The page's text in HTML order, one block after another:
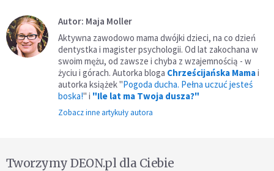
Autor: Maja Moller
Aktywna zawodowo mama dwójki dzieci, na co dzień
dentystka i magister psychologii. Od lat zakochana w
swoim mężu, od zawsze i chyba z wzajemnością - w
życiu i górach. Autorka bloga Chrześcijańska Mamai
autorka książek "Pogoda ducha. Pełna uczuć jesteś
boska!" i "Ile lat ma Twoja dusza?"
Zobacz inne artykuły autora
Tworzymy DEON.pl dla Ciebie